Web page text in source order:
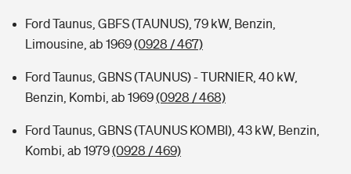
Ford Taunus, GBFS (TAUNUS), 79 kW, Benzin,
Limousine, ab 1969(0928 / 467)
Ford Taunus, GBNS (TAUNUS) - TURNIER, 40 kW,
Benzin, Kombi, ab 1969(0928 / 468)
Ford Taunus, GBNS (TAUNUS KOMBI), 43 kW, Benzin,
Kombi, ab 1979(0928 / 469)